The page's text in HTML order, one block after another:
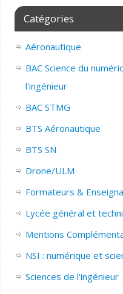
Catégories
Aéronautique
BAC Science du
l'ingénieur
BAC STMG
BTS Aéronautique
BTS SN
Drone/ULM
Formateurs &
Lycée général et
Mentions
NSI : numérique et
Sciences de l'ingénieur